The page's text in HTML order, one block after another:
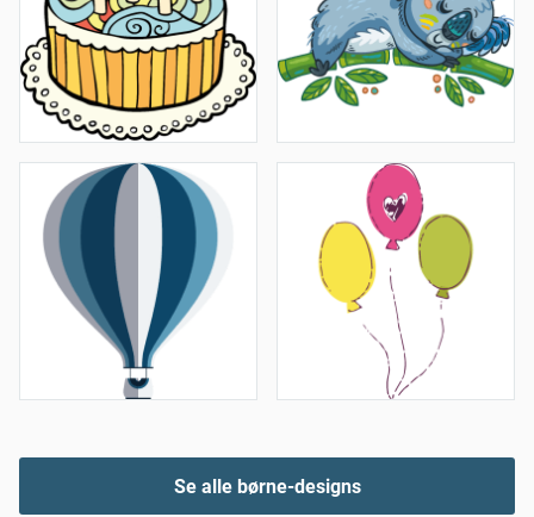
Se alle børne-designs